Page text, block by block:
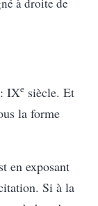
IXe siècle. Et
la forme
en exposant
Si à la